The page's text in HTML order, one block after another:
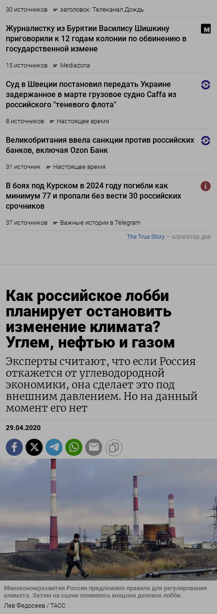
Как российское лобби
планирует остановить
изменение климата?
Углем, нефтью и газом
Эксперты считают, что если Россия
откажется от углеводородной
экономики, она сделает это под
внешним давлением. Но на данный
момент его нет
29.04.2020
Минэкономразвития России предложило правила для регулирования
климата. Затем на сцене появилось мощное деловое лобби.
Лев Федосеев / ТАСС